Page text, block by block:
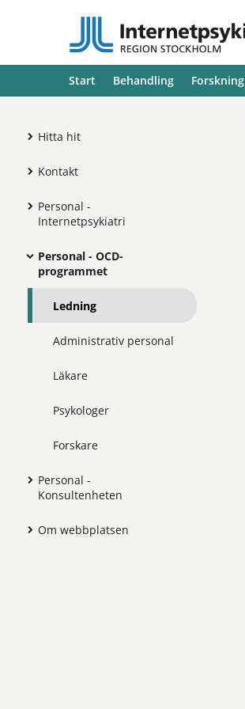
Start Behandling Forskning
Hitta hit
Kontakt
Personal -
Internetpsykiatri
Personal - OCD-
programmet
Ledning
Administrativ personal
Läkare
Psykologer
Forskare
Personal -
Konsultenheten
Om webbplatsen